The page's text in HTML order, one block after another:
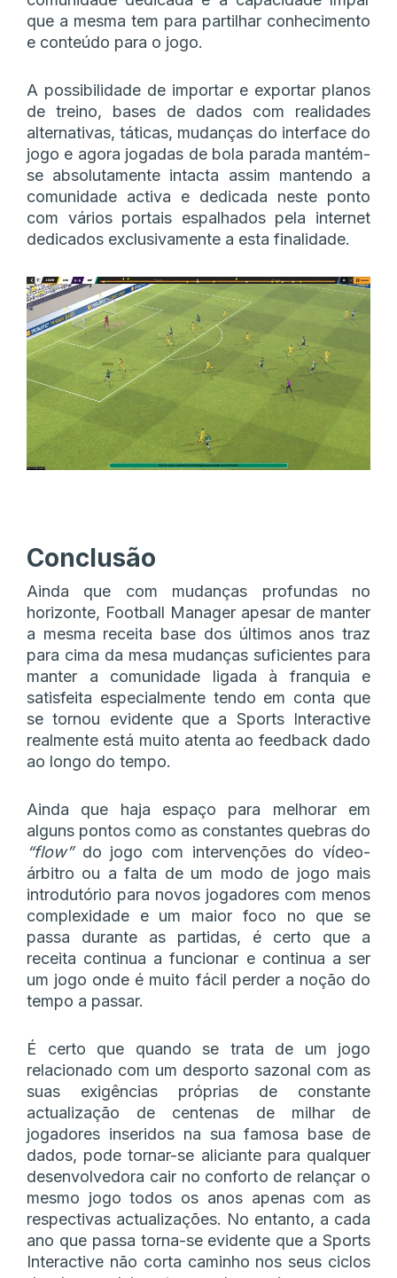
que a mesma tem para partilhar conhecimento
e conteúdo para o jogo.
A possibilidade de importar e exportar planos
de treino, bases de dados com realidades
alternativas, táticas, mudanças do interface do
jogo e agora jogadas de bola parada mantém-
se absolutamente intacta assim mantendo a
comunidade activa e dedicada neste ponto
com vários portais espalhados pela internet
dedicados exclusivamente a esta finalidade.
Conclusão
Ainda que com mudanças profundas no
horizonte, Football Manager apesar de manter
a mesma receita base dos últimos anos traz
para cima da mesa mudanças suficientes para
manter a comunidade ligada à franquia e
satisfeita especialmente tendo em conta que
se tornou evidente que a Sports Interactive
realmente está muito atenta ao feedback dado
ao longo do tempo.
Ainda que haja espaço para melhorar em
alguns pontos como as constantes quebras do
“flow”do jogo com intervenções do vídeo-
árbitro ou a falta de um modo de jogo mais
introdutório para novos jogadores com menos
complexidade e um maior foco no que se
passa durante as partidas, é certo que a
receita continua a funcionar e continua a ser
um jogo onde é muito fácil perder a noção do
tempo a passar.
É certo que quando se trata de um jogo
relacionado com um desporto sazonal com as
suas exigências próprias de constante
actualização de centenas de milhar de
jogadores inseridos na sua famosa base de
dados, pode tornar-se aliciante para qualquer
desenvolvedora cair no conforto de relançar o
mesmo jogo todos os anos apenas com as
respectivas actualizações. No entanto, a cada
ano que passa torna-se evidente que a Sports
Interactive não corta caminho nos seus ciclos